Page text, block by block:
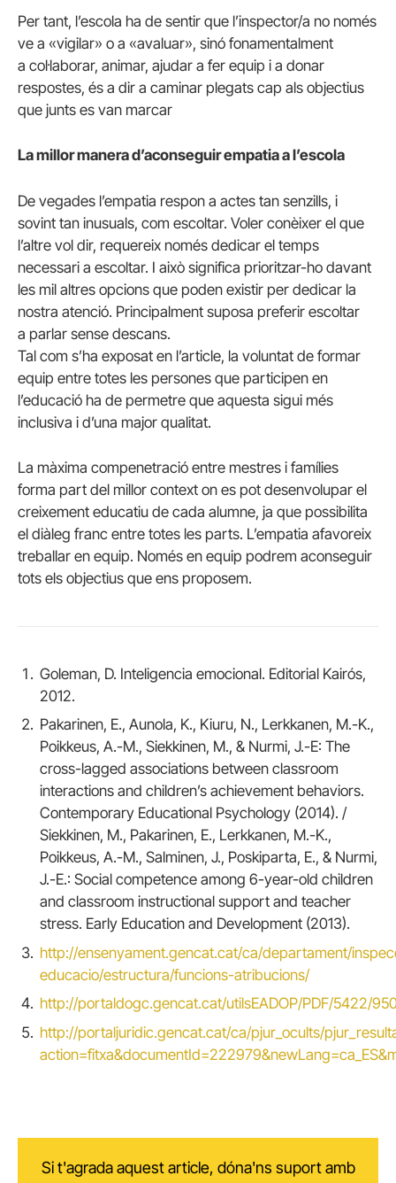
Per tant, l’escola ha de sentir que l’inspector/a no només
ve a «vigilar» o a «avaluar», sinó fonamentalment
a col·laborar, animar, ajudar a fer equip i a donar
respostes, és a dir a caminar plegats cap als objectius
que junts es van marcar
La millor manera d’aconseguir empatia a l’escola
De vegades l’empatia respon a actes tan senzills, i
sovint tan inusuals, com escoltar. Voler conèixer el que
l’altre vol dir, requereix només dedicar el temps
necessari a escoltar. I això significa prioritzar-ho davant
les mil altres opcions que poden existir per dedicar la
nostra atenció. Principalment suposa preferir escoltar
a parlar sense descans.
Tal com s’ha exposat en l’article, la voluntat de formar
equip entre totes les persones que participen en
l’educació ha de permetre que aquesta sigui més
inclusiva i d’una major qualitat.
La màxima compenetració entre mestres i famílies
forma part del millor context on es pot desenvolupar el
creixement educatiu de cada alumne, ja que possibilita
el diàleg franc entre totes les parts. L’empatia afavoreix
treballar en equip. Només en equip podrem aconseguir
tots els objectius que ens proposem.
Goleman, D. Inteligencia emocional. Editorial Kairós,
2012.
Pakarinen, E., Aunola, K., Kiuru, N., Lerkkanen, M.-K.,
Poikkeus, A.-M., Siekkinen, M., & Nurmi, J.-E: The
cross-lagged associations between classroom
interactions and children’s achievement behaviors.
Contemporary Educational Psychology (2014). /
Siekkinen, M., Pakarinen, E., Lerkkanen, M.-K.,
Poikkeus, A.-M., Salminen, J., Poskiparta, E., & Nurmi,
J.-E.: Social competence among 6-year-old children
and classroom instructional support and teacher
stress. Early Education and Development (2013).
http://ensenyament.gencat.cat/ca/departament/
educacio/estructura/funcions-atribucions/
http://portaldogc.gencat.cat/utilsEADOP/PDF/5422/
http://portaljuridic.gencat.cat/ca/pjur_ocults/
Si t'agrada aquest article, dóna'ns suport amb